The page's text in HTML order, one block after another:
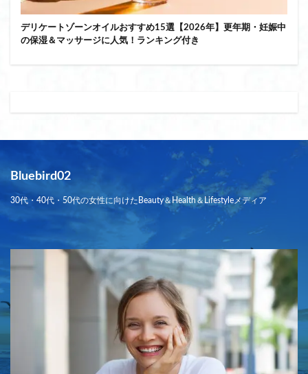
デリケートゾーンオイルおすすめ15選【2026年】更年期・妊娠中
の保湿＆マッサージに人気！ランキング付き
Bluebird02
30代・40代・50代の女性に向けたBeauty＆Health＆Lifestyleメディア